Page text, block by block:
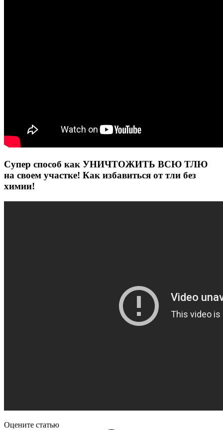
Супер способ как УНИЧТОЖИТЬ ВСЮ ТЛЮ
на своем участке! Как избавиться от тли без
химии!
Оцените статью